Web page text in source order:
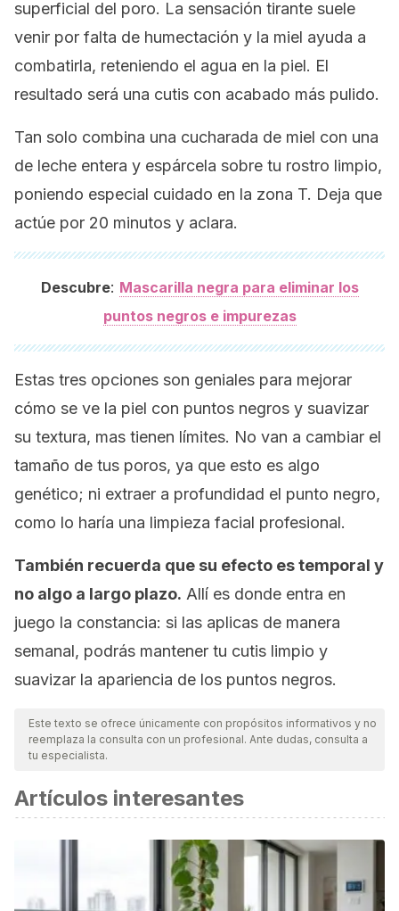
superficial del poro. La sensación tirante suele
venir por falta de humectación y la miel ayuda a
combatirla, reteniendo el agua en la piel. El
resultado será una cutis con acabado más pulido.
Tan solo combina una cucharada de miel con una
de leche entera y espárcela sobre tu rostro limpio,
poniendo especial cuidado en la zona T. Deja que
actúe por 20 minutos y aclara.
Descubre: Mascarilla negra para eliminar los
puntos negros e impurezas
Estas tres opciones son geniales para mejorar
cómo se ve la piel con puntos negros y suavizar
su textura, mas tienen límites. No van a cambiar el
tamaño de tus poros, ya que esto es algo
genético; ni extraer a profundidad el punto negro,
como lo haría una limpieza facial profesional.
También recuerda que su efecto es temporal y
no algo a largo plazo. Allí es donde entra en
juego la constancia: si las aplicas de manera
semanal, podrás mantener tu cutis limpio y
suavizar la apariencia de los puntos negros.
Este texto se ofrece únicamente con propósitos informativos y no
reemplaza la consulta con un profesional. Ante dudas, consulta a
tu especialista.
Artículos interesantes